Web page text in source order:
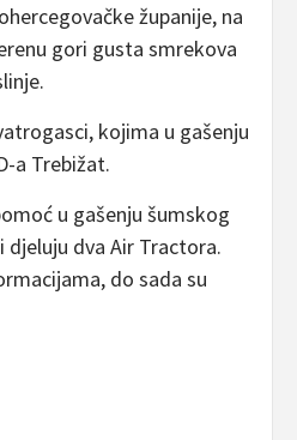
županije, na
gori gusta smrekova
kojima u gašenju
a Trebižat.
u gašenju šumskog
djeluju dva Air Tractora.
do sada su